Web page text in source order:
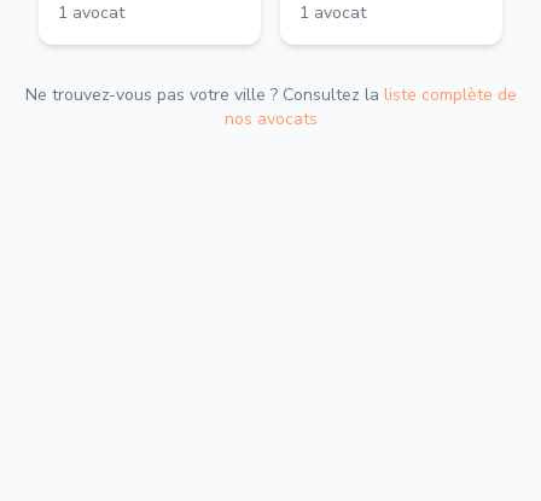
1 avocat 1 avocat
Ne trouvez-vous pas votre ville ? Consultez la liste complète de
nos avocats